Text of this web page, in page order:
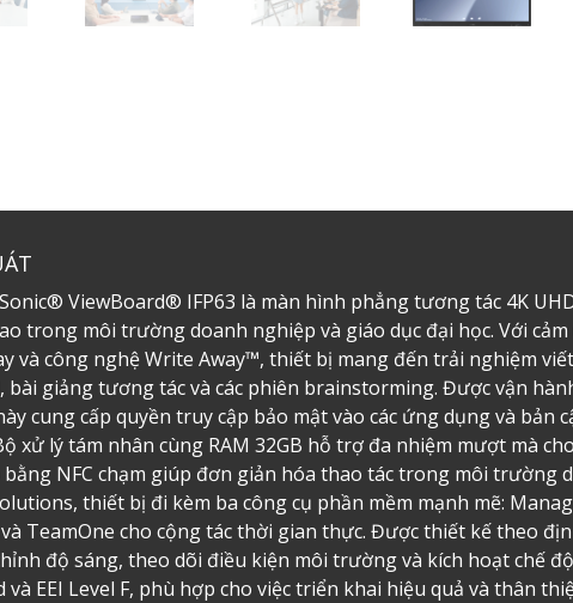
ViewBoard® IFP63 là màn hình phẳng tương tác 4K
trong môi trường doanh nghiệp và giáo dục đại học. Với
và công nghệ Write Away™, thiết bị mang đến trải nghiệm
bài giảng tương tác và các phiên brainstorming. Được vận
cung cấp quyền truy cập bảo mật vào các ứng dụng và
xử lý tám nhân cùng RAM 32GB hỗ trợ đa nhiệm mượt mà
NFC chạm giúp đơn giản hóa thao tác trong môi trường
thiết bị đi kèm ba công cụ phần mềm mạnh mẽ:
TeamOne cho cộng tác thời gian thực. Được thiết kế theo
độ sáng, theo dõi điều kiện môi trường và kích hoạt chế
và EEI Level F, phù hợp cho việc triển khai hiệu quả và thân